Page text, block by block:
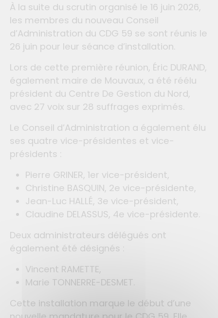
À la suite du scrutin organisé le 16 juin 2026,
les membres du nouveau Conseil
d’Administration du CDG 59 se sont réunis le
26 juin pour leur séance d’installation.
Lors de cette première réunion, Éric DURAND,
également maire de Mouvaux, a été réélu
président du Centre De Gestion du Nord,
avec 27 voix sur 28 suffrages exprimés.
Le Conseil d’Administration a également élu
ses quatre vice-présidentes et vice-
présidents :
Pierre GRINER, 1er vice-président,
Christine BASQUIN, 2e vice-présidente,
Jean-Luc HALLÉ, 3e vice-président,
Claudine DELASSUS, 4e vice-présidente.
Deux administrateurs délégués ont
également été désignés :
Vincent RAMETTE,
Marie TONNERRE-DESMET.
Cette installation marque le début d’une